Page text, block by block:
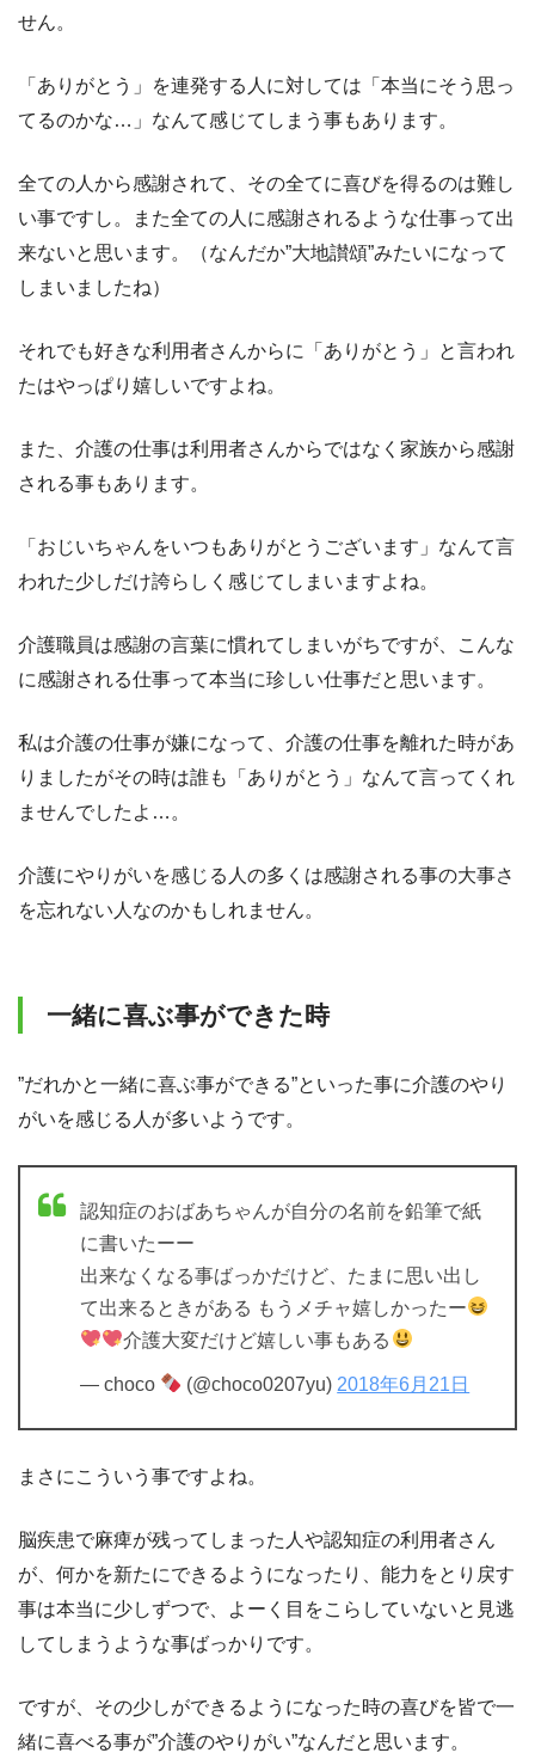
せん。
「ありがとう」を連発する人に対しては「本当にそう思っ
てるのかな…」なんて感じてしまう事もあります。
全ての人から感謝されて、その全てに喜びを得るのは難し
い事ですし。また全ての人に感謝されるような仕事って出
来ないと思います。（なんだか”大地讃頌”みたいになって
しまいましたね）
それでも好きな利用者さんからに「ありがとう」と言われ
たはやっぱり嬉しいですよね。
また、介護の仕事は利用者さんからではなく家族から感謝
される事もあります。
「おじいちゃんをいつもありがとうございます」なんて言
われた少しだけ誇らしく感じてしまいますよね。
介護職員は感謝の言葉に慣れてしまいがちですが、こんな
に感謝される仕事って本当に珍しい仕事だと思います。
私は介護の仕事が嫌になって、介護の仕事を離れた時があ
りましたがその時は誰も「ありがとう」なんて言ってくれ
ませんでしたよ…。
介護にやりがいを感じる人の多くは感謝される事の大事さ
を忘れない人なのかもしれません。
一緒に喜ぶ事ができた時
”だれかと一緒に喜ぶ事ができる”といった事に介護のやり
がいを感じる人が多いようです。
認知症のおばあちゃんが自分の名前を鉛筆で紙
に書いたーー
出来なくなる事ばっかだけど、たまに思い出し
て出来るときがある もうメチャ嬉しかったー
介護大変だけど嬉しい事もある
— choco (@choco0207yu) 2018年6月21日
まさにこういう事ですよね。
脳疾患で麻痺が残ってしまった人や認知症の利用者さん
が、何かを新たにできるようになったり、能力をとり戻す
事は本当に少しずつで、よーく目をこらしていないと見逃
してしまうような事ばっかりです。
ですが、その少しができるようになった時の喜びを皆で一
緒に喜べる事が”介護のやりがい”なんだと思います。